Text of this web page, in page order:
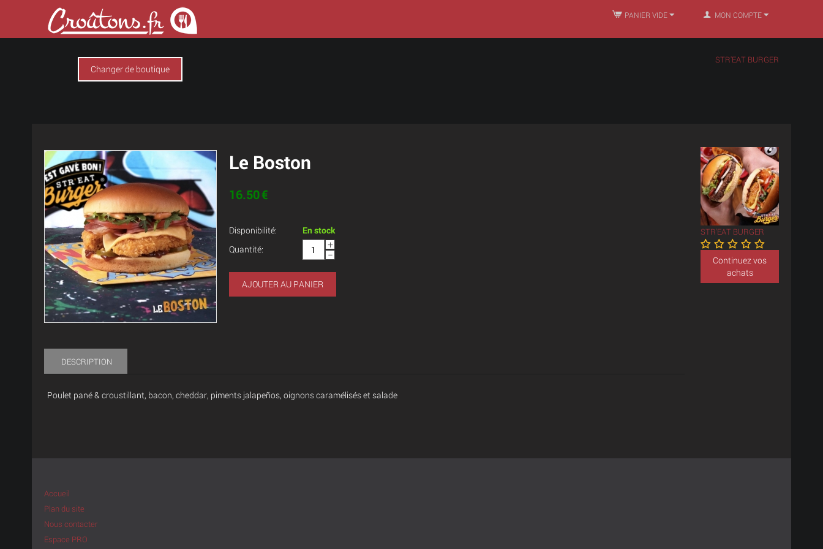
MON COMPTE
PANIER VIDE
Changer de boutique
STR'EAT BURGER
Le Boston
16.50€
Disponibilité:
En stock
Quantité:
+
−
AJOUTER AU PANIER
DESCRIPTION
Poulet pané & croustillant, bacon, cheddar, piments jalapeños, oignons caramélisés et salade
STR'EAT BURGER
Continuez vos
achats
Accueil
Plan du site
Nous contacter
Espace PRO